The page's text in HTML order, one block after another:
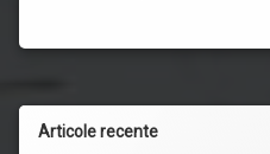
Articole recente